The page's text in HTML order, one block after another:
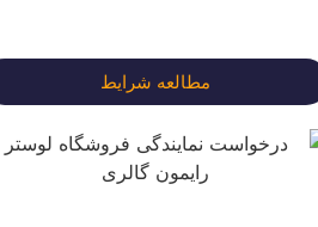
مطالعه شرایط